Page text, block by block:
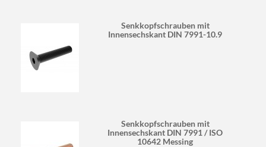
Senkkopfschrauben mit
Innensechskant DIN 7991-10.9
Senkkopfschrauben mit
Innensechskant DIN 7991 / ISO
10642 Messing